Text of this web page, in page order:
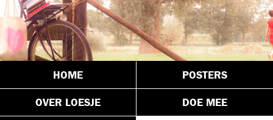
HOME POSTERS
OVER LOESJE DOE MEE